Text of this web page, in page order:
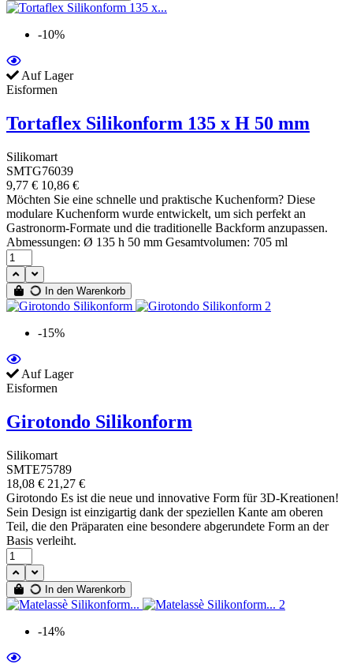
-10%
Auf Lager
Eisformen
Tortaflex Silikonform 135 x H 50 mm
Silikomart
SMTG76039
9,77 € 10,86 €
Möchten Sie eine schnelle und praktische Kuchenform? Diese
modulare Kuchenform wurde entwickelt, um sich perfekt an
Gastronorm-Formate und die traditionelle Backform anzupassen.
Abmessungen: Ø 135 h 50 mm Gesamtvolumen: 705 ml
In den Warenkorb
-15%
Auf Lager
Eisformen
Girotondo Silikonform
Silikomart
SMTE75789
18,08 € 21,27 €
Girotondo Es ist die neue und innovative Form für 3D-Kreationen!
Sein Design ist einzigartig dank der speziellen Kante am oberen
Teil, die den Präparaten eine besondere abgerundete Form an der
Basis verleiht.
In den Warenkorb
-14%